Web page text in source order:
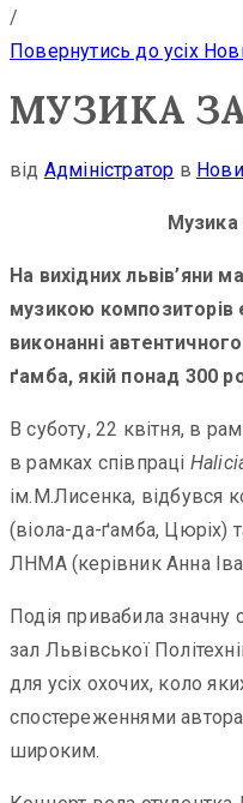
/
Повернутись до усіх
МУЗИКА
від Адміністратор в
Музика
На вихідних львів’яни
музикою композиторів
виконанні
ґамба, якій понад 300
В суботу, 22 квітня, в
в рамках співпраці
ім.М.Лисенка, відбувся
(віола-да-ґамба, Цюріх)
ЛНМА (керівник Анна
Подія привабила значну
зал Львівської
для усіх охочих, коло
спостереженнями
широким.